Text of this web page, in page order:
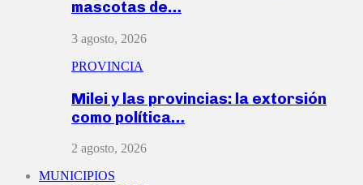
mascotas de…
3 agosto, 2026
PROVINCIA
Milei y las provincias: la extorsión
como política…
2 agosto, 2026
MUNICIPIOS